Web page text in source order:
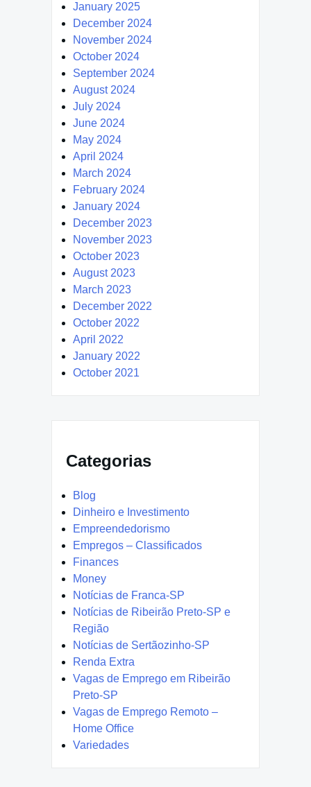
January 2025
December 2024
November 2024
October 2024
September 2024
August 2024
July 2024
June 2024
May 2024
April 2024
March 2024
February 2024
January 2024
December 2023
November 2023
October 2023
August 2023
March 2023
December 2022
October 2022
April 2022
January 2022
October 2021
Categorias
Blog
Dinheiro e Investimento
Empreendedorismo
Empregos – Classificados
Finances
Money
Notícias de Franca-SP
Notícias de Ribeirão Preto-SP e
Região
Notícias de Sertãozinho-SP
Renda Extra
Vagas de Emprego em Ribeirão
Preto-SP
Vagas de Emprego Remoto –
Home Office
Variedades